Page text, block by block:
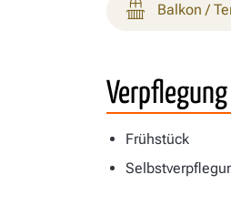
Balkon /
Verpflegung
Frühstück